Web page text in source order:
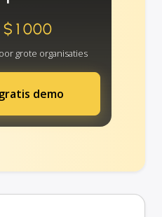
$1000
grote organisaties
demo